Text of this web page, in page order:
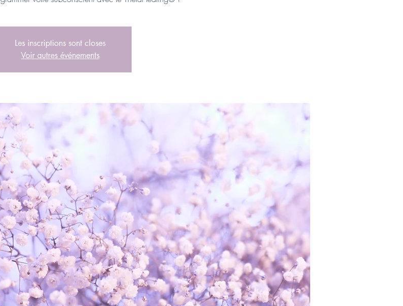
Les inscriptions sont closes
Voir autres événements